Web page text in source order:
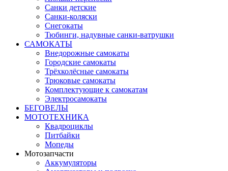
Санки детские
Санки-коляски
Снегокаты
Тюбинги, надувные санки-ватрушки
САМОКАТЫ
Внедорожные самокаты
Городские самокаты
Трёхколёсные самокаты
Трюковые самокаты
Комплектующие к самокатам
Электросамокаты
БЕГОВЕЛЫ
МОТОТЕХНИКА
Квадроциклы
Питбайки
Мопеды
Мотозапчасти
Аккумуляторы